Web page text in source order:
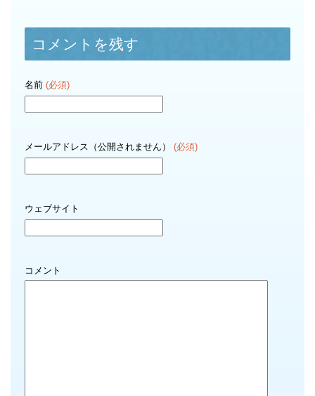
コメントを残す
名前 (必須)
メールアドレス（公開されません） (必須)
ウェブサイト
コメント